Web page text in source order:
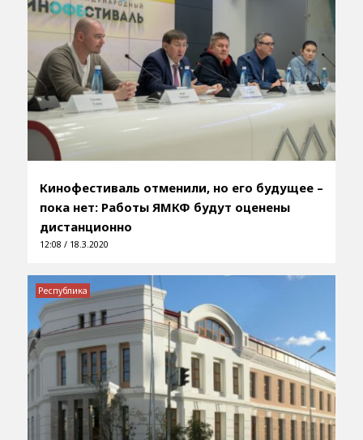
Кинофестиваль отменили, но его будущее –
пока нет: Работы ЯМКФ будут оценены
дистанционно
12:08 / 18.3.2020
Республика